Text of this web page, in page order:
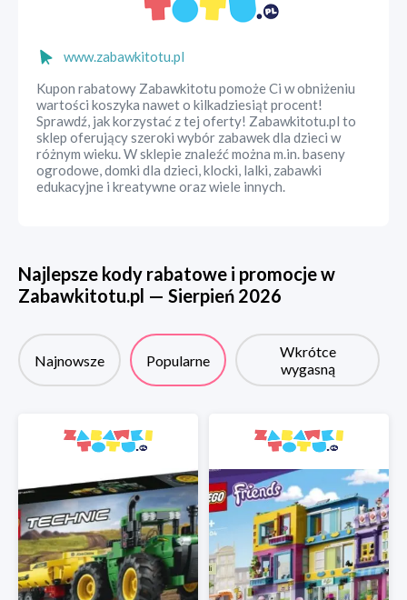
www.zabawkitotu.pl
Kupon rabatowy Zabawkitotu pomoże Ci w obniżeniu
wartości koszyka nawet o kilkadziesiąt procent!
Sprawdź, jak korzystać z tej oferty! Zabawkitotu.pl to
sklep oferujący szeroki wybór zabawek dla dzieci w
różnym wieku. W sklepie znaleźć można m.in. baseny
ogrodowe, domki dla dzieci, klocki, lalki, zabawki
edukacyjne i kreatywne oraz wiele innych.
Najlepsze kody rabatowe i promocje w
Zabawkitotu.pl — Sierpień 2026
Najnowsze Popularne
Wkrótce
wygasną